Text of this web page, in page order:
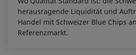
herausragende Liquidität und
Handel mit Schweizer Blue Chips
Referenzmarkt.